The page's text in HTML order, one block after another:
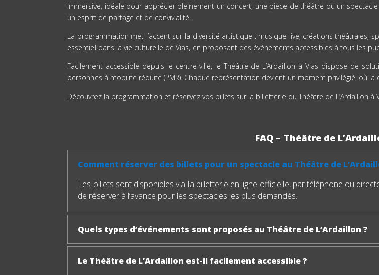
immersive, idéale pour apprécier pleinement un concert, une pièce de théâtre ou un
un esprit de partage et de convivialité.
La programmation met l’accent sur la diversité artistique : musique live, créations théâtrales,
essentiel dans la vie culturelle de Vias, en proposant des événements accessibles à tous les
Facilement accessible depuis le centre-ville, le Théâtre de L’Ardaillon à Vias dispose de
personnes à mobilité réduite (PMR). Chaque représentation devient un moment privilégié, où
Découvrez la programmation et réservez vos billets sur la billetterie du Théâtre de L’Ardaillon
FAQ – Théâtre de
Comment réserver des billets pour un spectacle au Théâtre de
Les billets sont disponibles via la billetterie en ligne officielle, par téléphone ou
de réserver à l’avance pour les spectacles les plus demandés.
Quels types d’événements sont proposés au Théâtre de L’Ardaillon ?
Le Théâtre de L’Ardaillon est-il facilement accessible ?